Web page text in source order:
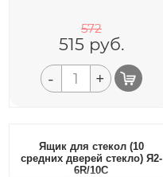
572
515 руб.
- +
Ящик для стекол (10
средних дверей стекло) Я2-
6R/10С